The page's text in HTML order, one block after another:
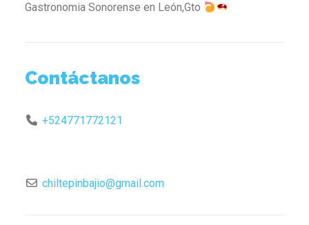
Gastronomia Sonorense en León,Gto
Contáctanos
+524771772121
chiltepinbajio@gmail.com